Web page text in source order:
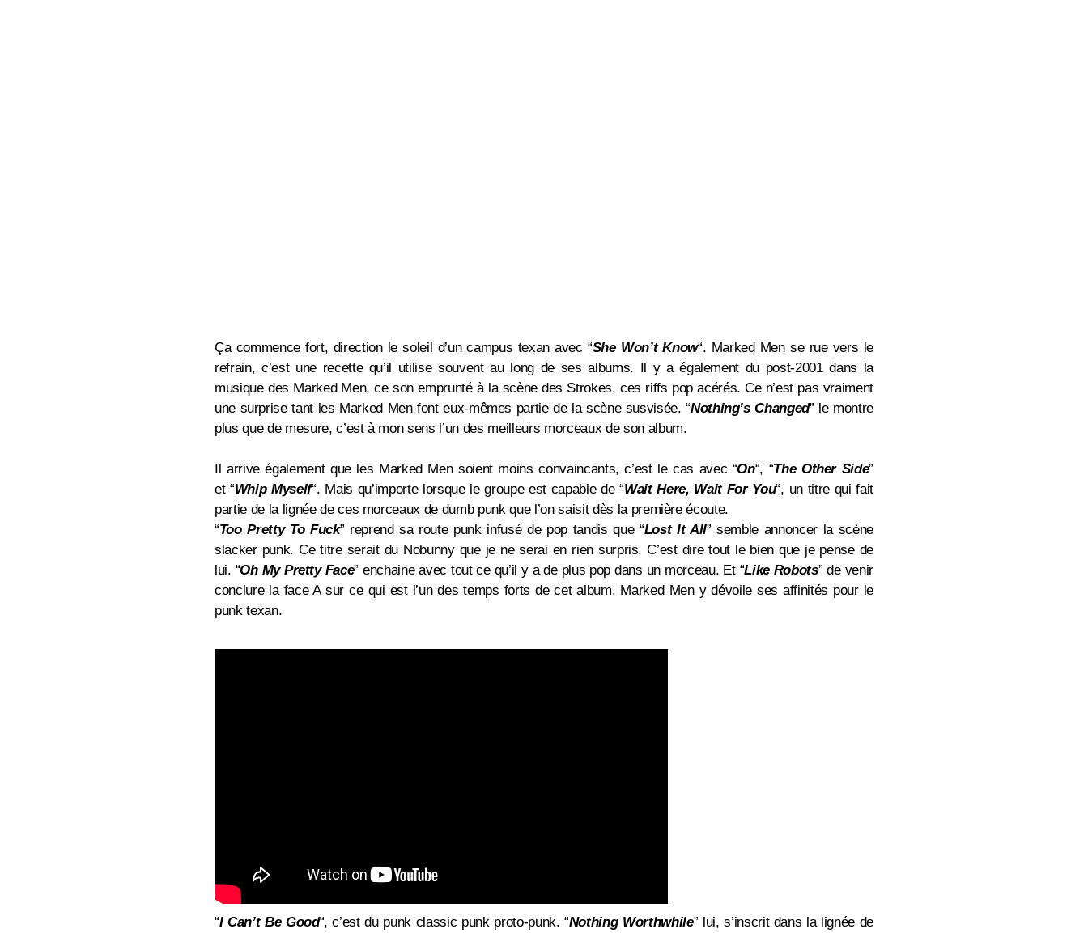
Ça commence fort, direction le soleil d’un campus texan avec “She Won’t Know“. Marked Men se rue vers le
refrain, c’est une recette qu’il utilise souvent au long de ses albums. Il y a également du post-2001 dans la
musique des Marked Men, ce son emprunté à la scène des Strokes, ces riffs pop acérés. Ce n’est pas vraiment
une surprise tant les Marked Men font eux-mêmes partie de la scène susvisée.“Nothing’s Changed” le montre
plus que de mesure, c’est à mon sens l’un des meilleurs morceaux de son album.
Il arrive également que les Marked Men soient moins convaincants, c’est le cas avec “On“, “The Other Side”
et“Whip Myself“. Mais qu’importe lorsque le groupe est capable de“Wait Here, Wait For You“, un titre qui fait
partie de la lignée de ces morceaux de dumb punk que l’on saisit dès la première écoute.
“Too Pretty To Fuck” reprend sa route punk infusé de pop tandis que “Lost It All” semble annoncer la scène
slacker punk. Ce titre serait du Nobunny que je ne serai en rien surpris. C’est dire tout le bien que je pense de
lui. “Oh My Pretty Face” enchaine avec tout ce qu’il y a de plus pop dans un morceau. Et “Like Robots” de venir
conclure la face A sur ce qui est l’un des temps forts de cet album. Marked Men y dévoile ses affinités pour le
punk texan.
“I Can’t Be Good“, c’est du punk classic punk proto-punk. “Nothing Worthwhile” lui, s’inscrit dans la lignée de